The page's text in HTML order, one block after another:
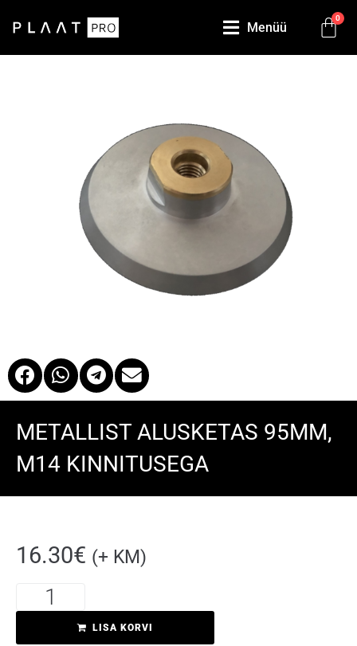
Menüü
0
METALLIST ALUSKETAS 95MM,
M14 KINNITUSEGA
16.30€ (+ KM)
LISA KORVI
Kirjeldus